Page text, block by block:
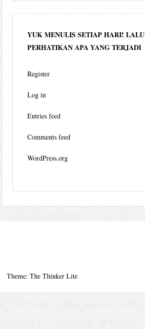
YUK MENULIS SETIAP HARI! LALU
PERHATIKAN APA YANG TERJADI
Register
Log in
Entries feed
Comments feed
WordPress.org
Theme: The Thinker Lite